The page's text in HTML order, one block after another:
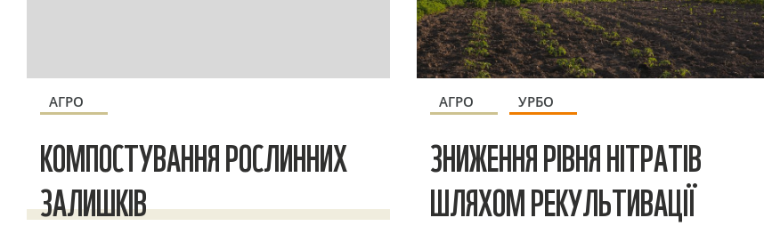
АГРО
КОМПОСТУВАННЯ РОСЛИННИХ
ЗАЛИШКІВ
АГРО УРБО
ЗНИЖЕННЯ РІВНЯ НІТРАТІВ
ШЛЯХОМ РЕКУЛЬТИВАЦІЇ